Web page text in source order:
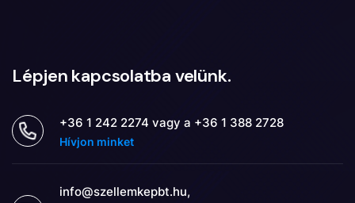
Lépjen kapcsolatba velünk.
+36 1 242 2274 vagy a +36 1 388 2728
Hívjon minket
info@szellemkepbt.hu,